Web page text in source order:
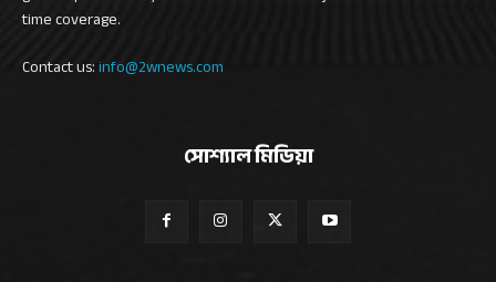
time coverage.
Contact us:info@2wnews.com
সোশ্যাল মিডিয়া